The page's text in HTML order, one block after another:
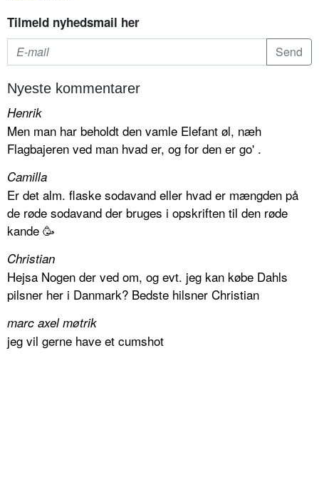
Tilmeld nyhedsmail her
Nyeste kommentarer
Henrik
Men man har beholdt den vamle Elefant øl, næh
Flagbajeren ved man hvad er, og for den er go' .
Camilla
Er det alm. flaske sodavand eller hvad er mængden på
de røde sodavand der bruges i opskriften til den røde
kande 🥳
Christian
Hejsa Nogen der ved om, og evt. jeg kan købe Dahls
pilsner her i Danmark? Bedste hilsner Christian
marc axel møtrik
jeg vil gerne have et cumshot